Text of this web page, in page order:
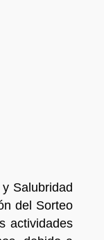
Salubridad
del Sorteo
actividades